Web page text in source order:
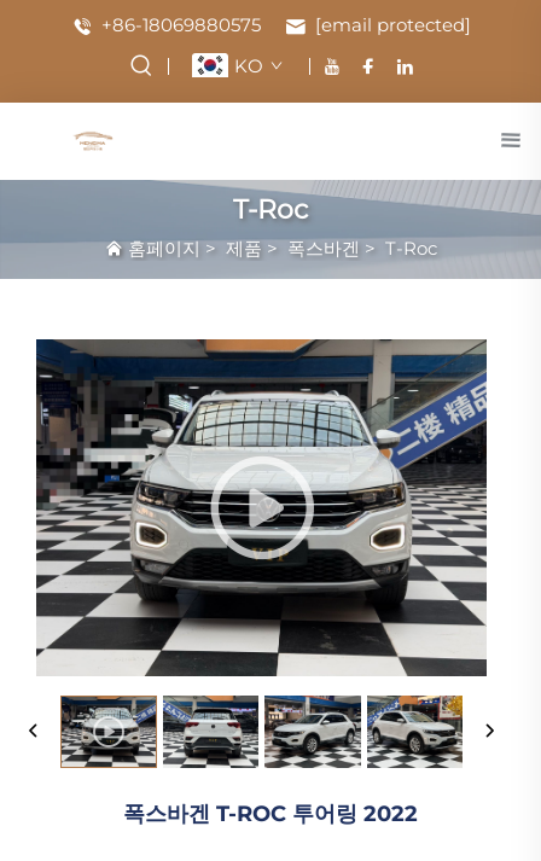
+86-18069880575
[email protected]
KO
T-Roc
홈페이지 > 제품 > 폭스바겐 > T-Roc
폭스바겐 T-ROC 투어링 2022